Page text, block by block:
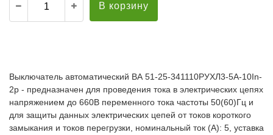
В корзину
Выключатель автоматический ВА 51-25-341110РУХЛ3-5А-10In-
2р - предназначен для проведения тока в электрических цепях
напряжением до 660В переменного тока частоты 50(60)Гц и
для защиты данных электрических цепей от токов короткого
замыкания и токов перегрузки, номинальный ток (А): 5, уставка